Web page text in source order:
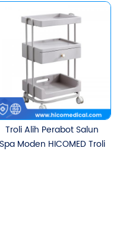
Kuman UV Troli
Kecantikan Dengan
Cahaya Kaca Pembesar
Troli Alih Perabot Salun
Spa Moden HICOMED Troli